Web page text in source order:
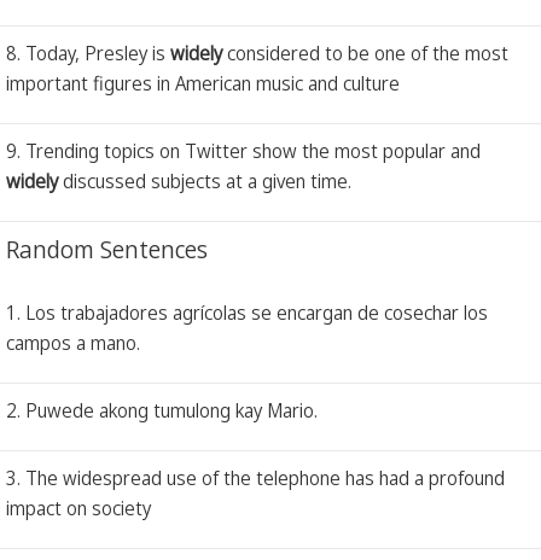
8. Today, Presley is widelyconsidered to be one of the most
important figures in American music and culture
9. Trending topics on Twitter show the most popular and
widelydiscussed subjects at a given time.
Random Sentences
1. Los trabajadores agrícolas se encargan de cosechar los
campos a mano.
2. Puwede akong tumulong kay Mario.
3. The widespread use of the telephone has had a profound
impact on society